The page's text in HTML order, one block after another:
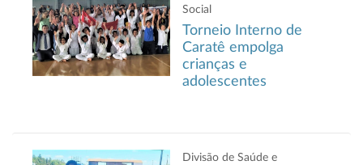
Social
Torneio Interno de
Caratê empolga
crianças e
adolescentes
Divisão de Saúde e